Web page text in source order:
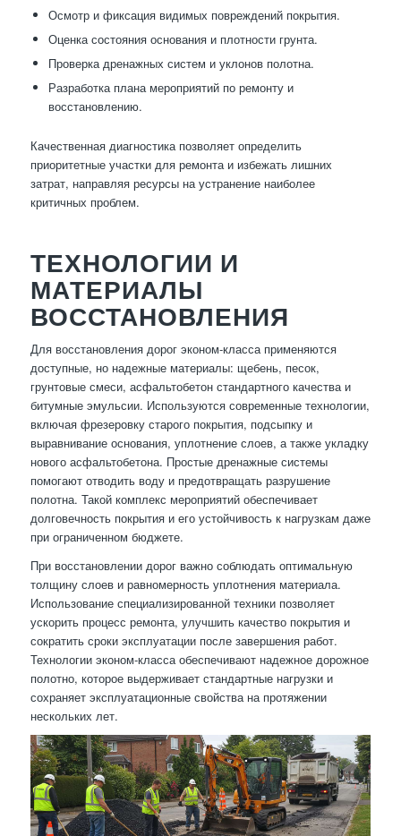
Осмотр и фиксация видимых повреждений покрытия.
Оценка состояния основания и плотности грунта.
Проверка дренажных систем и уклонов полотна.
Разработка плана мероприятий по ремонту и
восстановлению.
Качественная диагностика позволяет определить
приоритетные участки для ремонта и избежать лишних
затрат, направляя ресурсы на устранение наиболее
критичных проблем.
ТЕХНОЛОГИИ И
МАТЕРИАЛЫ
ВОССТАНОВЛЕНИЯ
Для восстановления дорог эконом-класса применяются
доступные, но надежные материалы: щебень, песок,
грунтовые смеси, асфальтобетон стандартного качества и
битумные эмульсии. Используются современные технологии,
включая фрезеровку старого покрытия, подсыпку и
выравнивание основания, уплотнение слоев, а также укладку
нового асфальтобетона. Простые дренажные системы
помогают отводить воду и предотвращать разрушение
полотна. Такой комплекс мероприятий обеспечивает
долговечность покрытия и его устойчивость к нагрузкам даже
при ограниченном бюджете.
При восстановлении дорог важно соблюдать оптимальную
толщину слоев и равномерность уплотнения материала.
Использование специализированной техники позволяет
ускорить процесс ремонта, улучшить качество покрытия и
сократить сроки эксплуатации после завершения работ.
Технологии эконом-класса обеспечивают надежное дорожное
полотно, которое выдерживает стандартные нагрузки и
сохраняет эксплуатационные свойства на протяжении
нескольких лет.